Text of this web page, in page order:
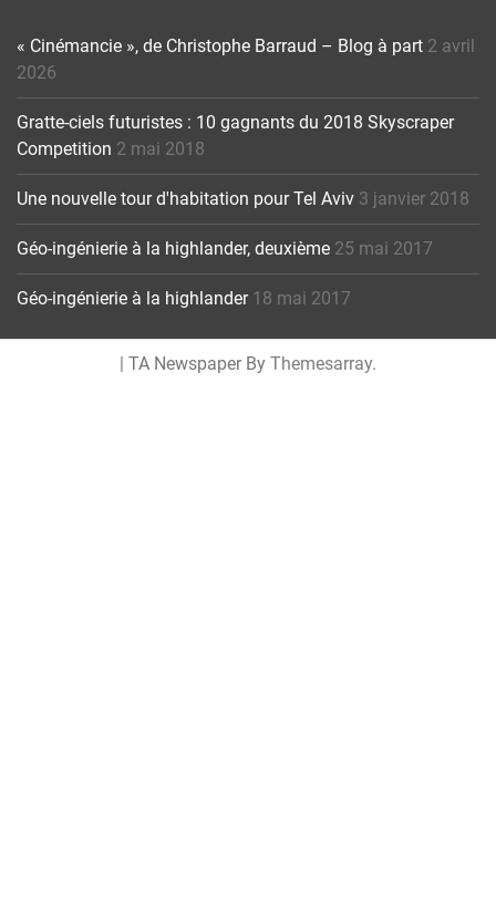
« Cinémancie », de Christophe Barraud – Blog à part 2 avril
2026
Gratte-ciels futuristes : 10 gagnants du 2018 Skyscraper
Competition 2 mai 2018
Une nouvelle tour d'habitation pour Tel Aviv 3 janvier 2018
Géo-ingénierie à la highlander, deuxième 25 mai 2017
Géo-ingénierie à la highlander 18 mai 2017
| TA Newspaper By Themesarray.